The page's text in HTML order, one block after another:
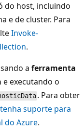
do host, incluindo
e de cluster. Para
Invoke-
.
a ferramenta
e executando o
. Para obter
suporte para
do Azure.